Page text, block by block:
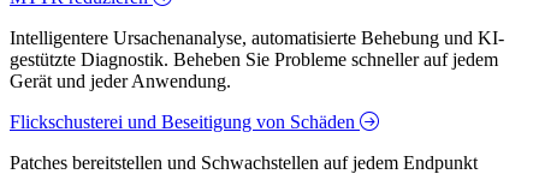
Intelligentere Ursachenanalyse, automatisierte Behebung und KI-
gestützte Diagnostik. Beheben Sie Probleme schneller auf jedem
Gerät und jeder Anwendung.
Flickschusterei und Beseitigung von Schäden
Patches bereitstellen und Schwachstellen auf jedem Endpunkt